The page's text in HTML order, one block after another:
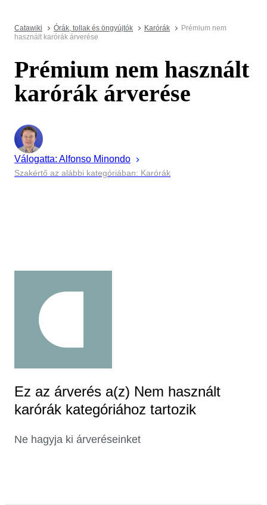
Catawiki Órák, tollak és öngyújtók Karórák
Prémium nem
használt karórák árverése
Prémium nem használt
karórák árverése
Válogatta: Alfonso Minondo
Szakértő az alábbi kategóriában: Karórák
Ez az árverés a(z) Nem használt
karórák kategóriához tartozik
Ne hagyja ki árveréseinket